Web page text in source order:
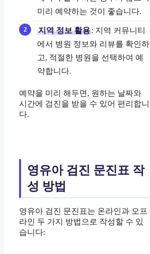
미리 예약하는 것이 좋습니다.
지역 정보 활용: 지역 커뮤니티
에서 병원 정보와 리뷰를 확인하
고, 적절한 병원을 선택하여 예
약합니다.
예약을 미리 해두면, 원하는 날짜와
시간에 검진을 받을 수 있어 편리합니
다.
영유아 검진 문진표 작
성 방법
영유아 검진 문진표는 온라인과 오프
라인 두 가지 방법으로 작성할 수 있
습니다: